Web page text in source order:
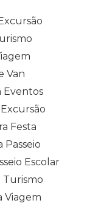
Van
Eventos
Festa
Passeio
Escolar
Turismo
Viagem